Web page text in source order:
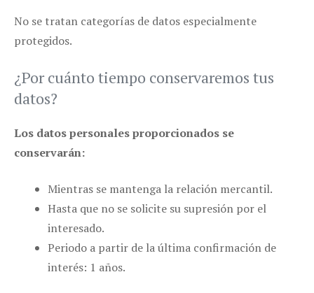
No se tratan categorías de datos especialmente
protegidos.
¿Por cuánto tiempo conservaremos tus
datos?
Los datos personales proporcionados se
conservarán:
Mientras se mantenga la relación mercantil.
Hasta que no se solicite su supresión por el
interesado.
Periodo a partir de la última confirmación de
interés: 1 años.